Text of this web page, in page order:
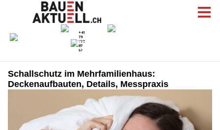
Schallschutz im Mehrfamilienhaus:
Deckenaufbauten, Details, Messpraxis